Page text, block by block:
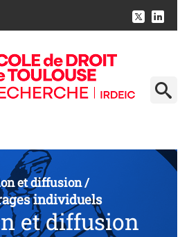
et diffusion/
individuels
et diffusion